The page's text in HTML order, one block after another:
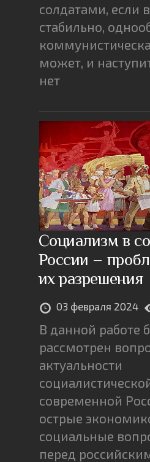
солдатами, если
стабильно,
может, и
нет
Социализм в
России –
их разрешения
03 февраля 2024
В данной работе
рассмотрен
актуальности
современной
острые
социальные
перед